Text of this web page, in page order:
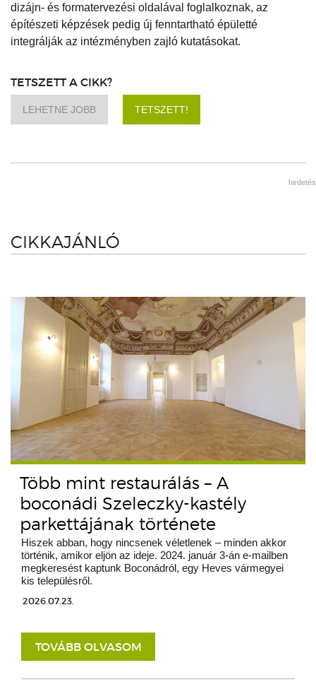
dizájn- és formatervezési oldalával foglalkoznak, az
építészeti képzések pedig új fenntartható épületté
integrálják az intézményben zajló kutatásokat.
TETSZETT A CIKK?
LEHETNE JOBB TETSZETT!
hirdetés
CIKKAJÁNLÓ
Több mint restaurálás – A
boconádi Szeleczky-kastély
parkettájának története
Hiszek abban, hogy nincsenek véletlenek – minden akkor
történik, amikor eljön az ideje. 2024. január 3-án e-mailben
megkeresést kaptunk Boconádról, egy Heves vármegyei
kis településről.
2026.07.23.
TOVÁBB OLVASOM